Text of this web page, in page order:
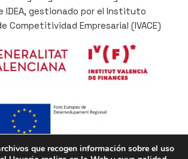
que recogen información sobre el uso
IDEA, gestionado por el Instituto
Competitividad Empresarial (IVACE)